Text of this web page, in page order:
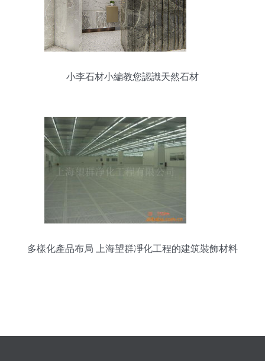
小李石材小編教您認識天然石材
多樣化產品布局 上海望群凈化工程的建筑裝飾材料